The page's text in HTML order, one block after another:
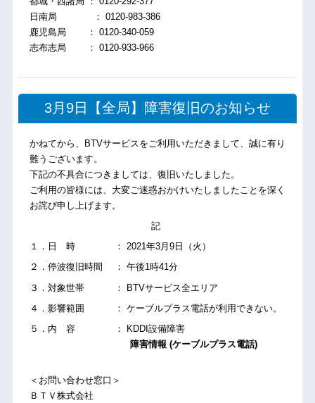
日南局 ： 0120-983-386
鹿児島局 ： 0120-340-059
志布志局 ： 0120-933-966
3月9日【全局】障害復旧のお知らせ
かねてから、BTVサービスをご利用いただきまして、誠に有り
難うございます。
下記の不具合につきましては、復旧いたしました。
ご利用の皆様には、大変ご迷惑おかけいたしましたことを深く
お詫び申し上げます。
記
１．日 時 ： 2021年3月9日（火）
２．停波復旧時間 ： 午後1時41分
３．対象世帯 ： BTVサービス全エリア
４．影響範囲 ： ケーブルプラス電話が利用できない。
５．内 容 ： KDDI設備障害
障害情報 (ケーブルプラス電話)
＜お問い合わせ窓口＞
ＢＴＶ株式会社